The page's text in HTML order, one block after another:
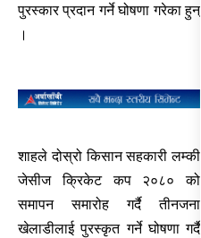
पुरस्कार प्रदान गर्ने घोषणा गरेका हुन्
।
शाहले दोस्रो किसान सहकारी लम्की
जेसीज क्रिकेट कप २०८० को
समापन समारोह गर्दै तीनजना
खेलाडीलाई पुरस्कृत गर्ने घोषणा गर्दै